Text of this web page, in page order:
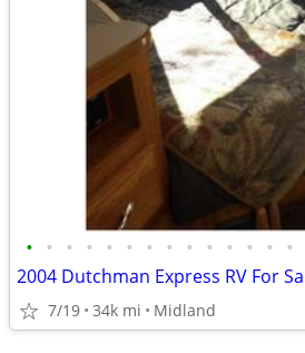
• • • • • • • • • • • • • •
2004 Dutchman Express RV For
7/19 34k mi Midland